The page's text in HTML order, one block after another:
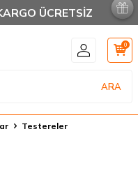
ÜCRETSİZ
ARA
0
Testereler